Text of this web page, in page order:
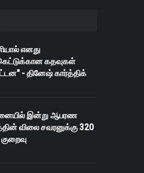
எனது
கதவுகள்
- தினேஷ் கார்த்திக்
இன்று ஆபரண
விலை சவரனுக்கு 320